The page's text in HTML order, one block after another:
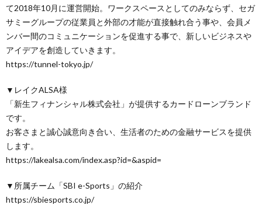
て2018年10月に運営開始。ワークスペースとしてのみならず、セガ
サミーグループの従業員と外部の才能が直接触れ合う事や、会員メ
ンバー間のコミュニケーションを促進する事で、新しいビジネスや
アイデアを創造していきます。
https://tunnel-tokyo.jp/
▼レイクALSA様
「新生フィナンシャル株式会社」が提供するカードローンブランド
です。
お客さまと誠心誠意向き合い、生活者のための金融サービスを提供
します。
https://lakealsa.com/index.asp?id=&aspid=
▼所属チーム「SBI e-Sports」の紹介
https://sbiesports.co.jp/